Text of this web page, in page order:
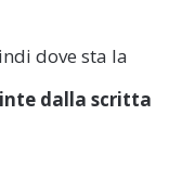
dove sta la
dalla scritta